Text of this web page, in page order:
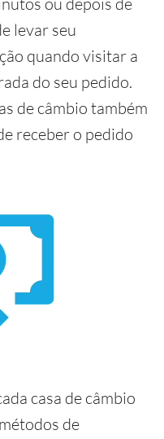
levar seu
quando visitar a
do seu pedido.
de câmbio também
receber o pedido
casa de câmbio
de